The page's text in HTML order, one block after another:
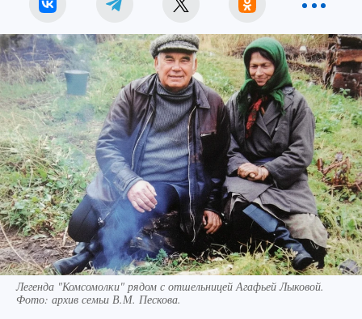
Легенда "Комсомолки" рядом с отшельницей Агафьей Лыковой.
Фото: архив семьи В.М. Пескова.